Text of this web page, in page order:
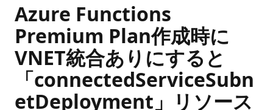
Azure Functions
Premium Plan作成時に
VNET統合ありにすると
「connectedServiceSubn
etDeployment」リソース